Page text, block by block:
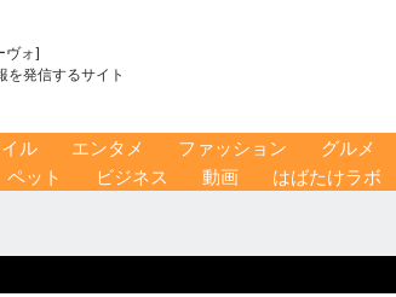
ヴォ]
を発信するサイト
ル エンタメ ファッション グルメ
ペット ビジネス 動画 はばたけラボ